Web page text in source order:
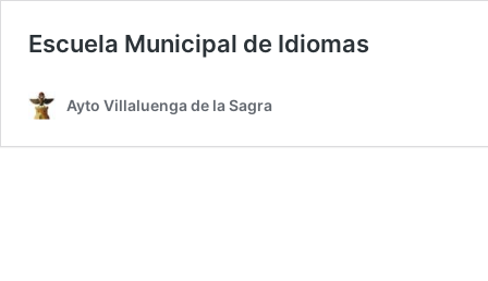
Escuela Municipal de Idiomas
Ayto Villaluenga de la Sagra